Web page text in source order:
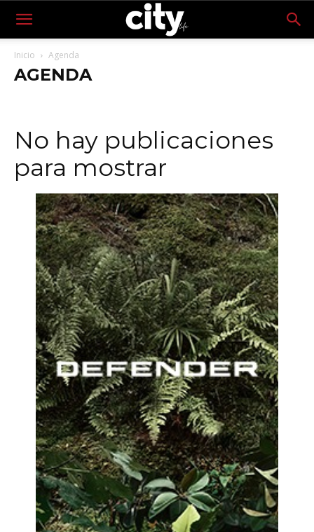
Inicio Agenda
AGENDA
No hay publicaciones
para mostrar